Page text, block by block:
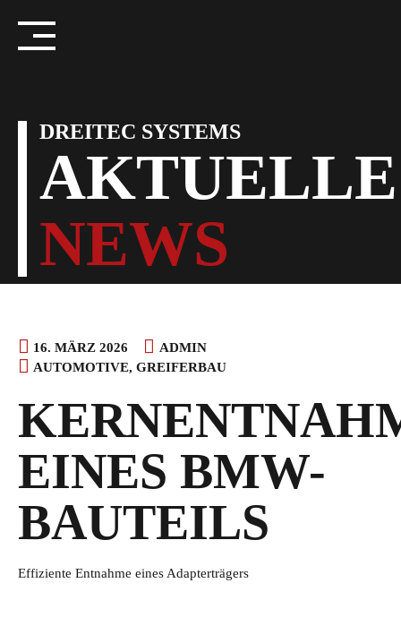
content
DREITEC SYSTEMS
AKTUELLE
NEWS
16. MÄRZ 2026
ADMIN
AUTOMOTIVE, GREIFERBAU
EINES BMW-
BAUTEILS
Effiziente Entnahme eines Adapterträgers